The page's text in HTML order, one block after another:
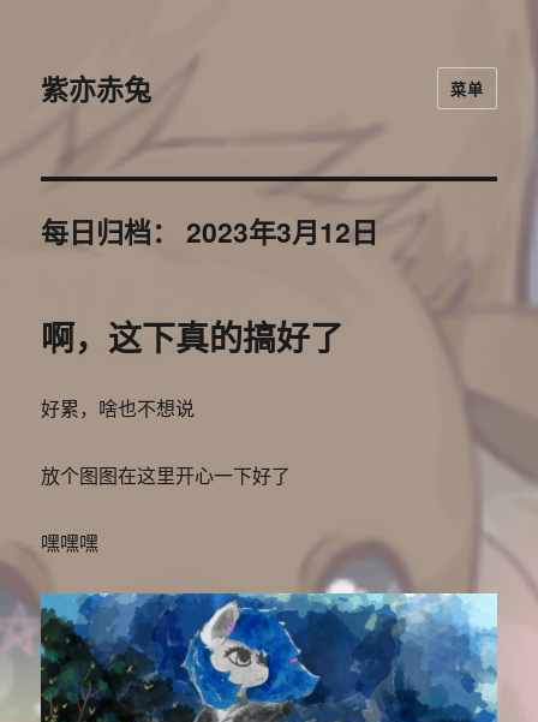
紫亦赤兔 菜单
每日归档：2023年3月12日
啊，这下真的搞好了
好累，啥也不想说
放个图图在这里开心一下好了
嘿嘿嘿